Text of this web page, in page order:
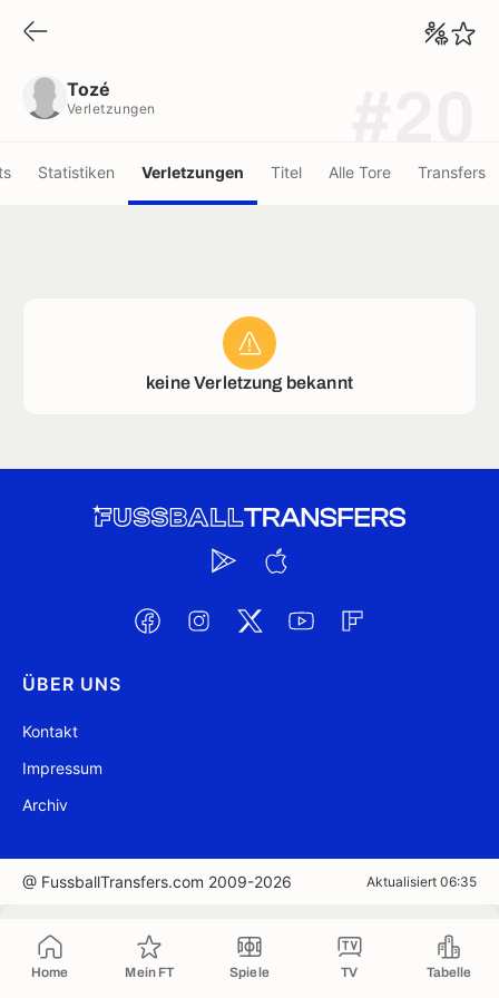
Home Mein FT Spiele TV Tabelle
Tozé
Verletzungen
Statistiken Verletzungen Titel Alle Tore Transfers
keine Verletzung bekannt
ÜBER UNS
Kontakt
Impressum
Archiv
@ FussballTransfers.com 2009-2026 Aktualisiert 06:35